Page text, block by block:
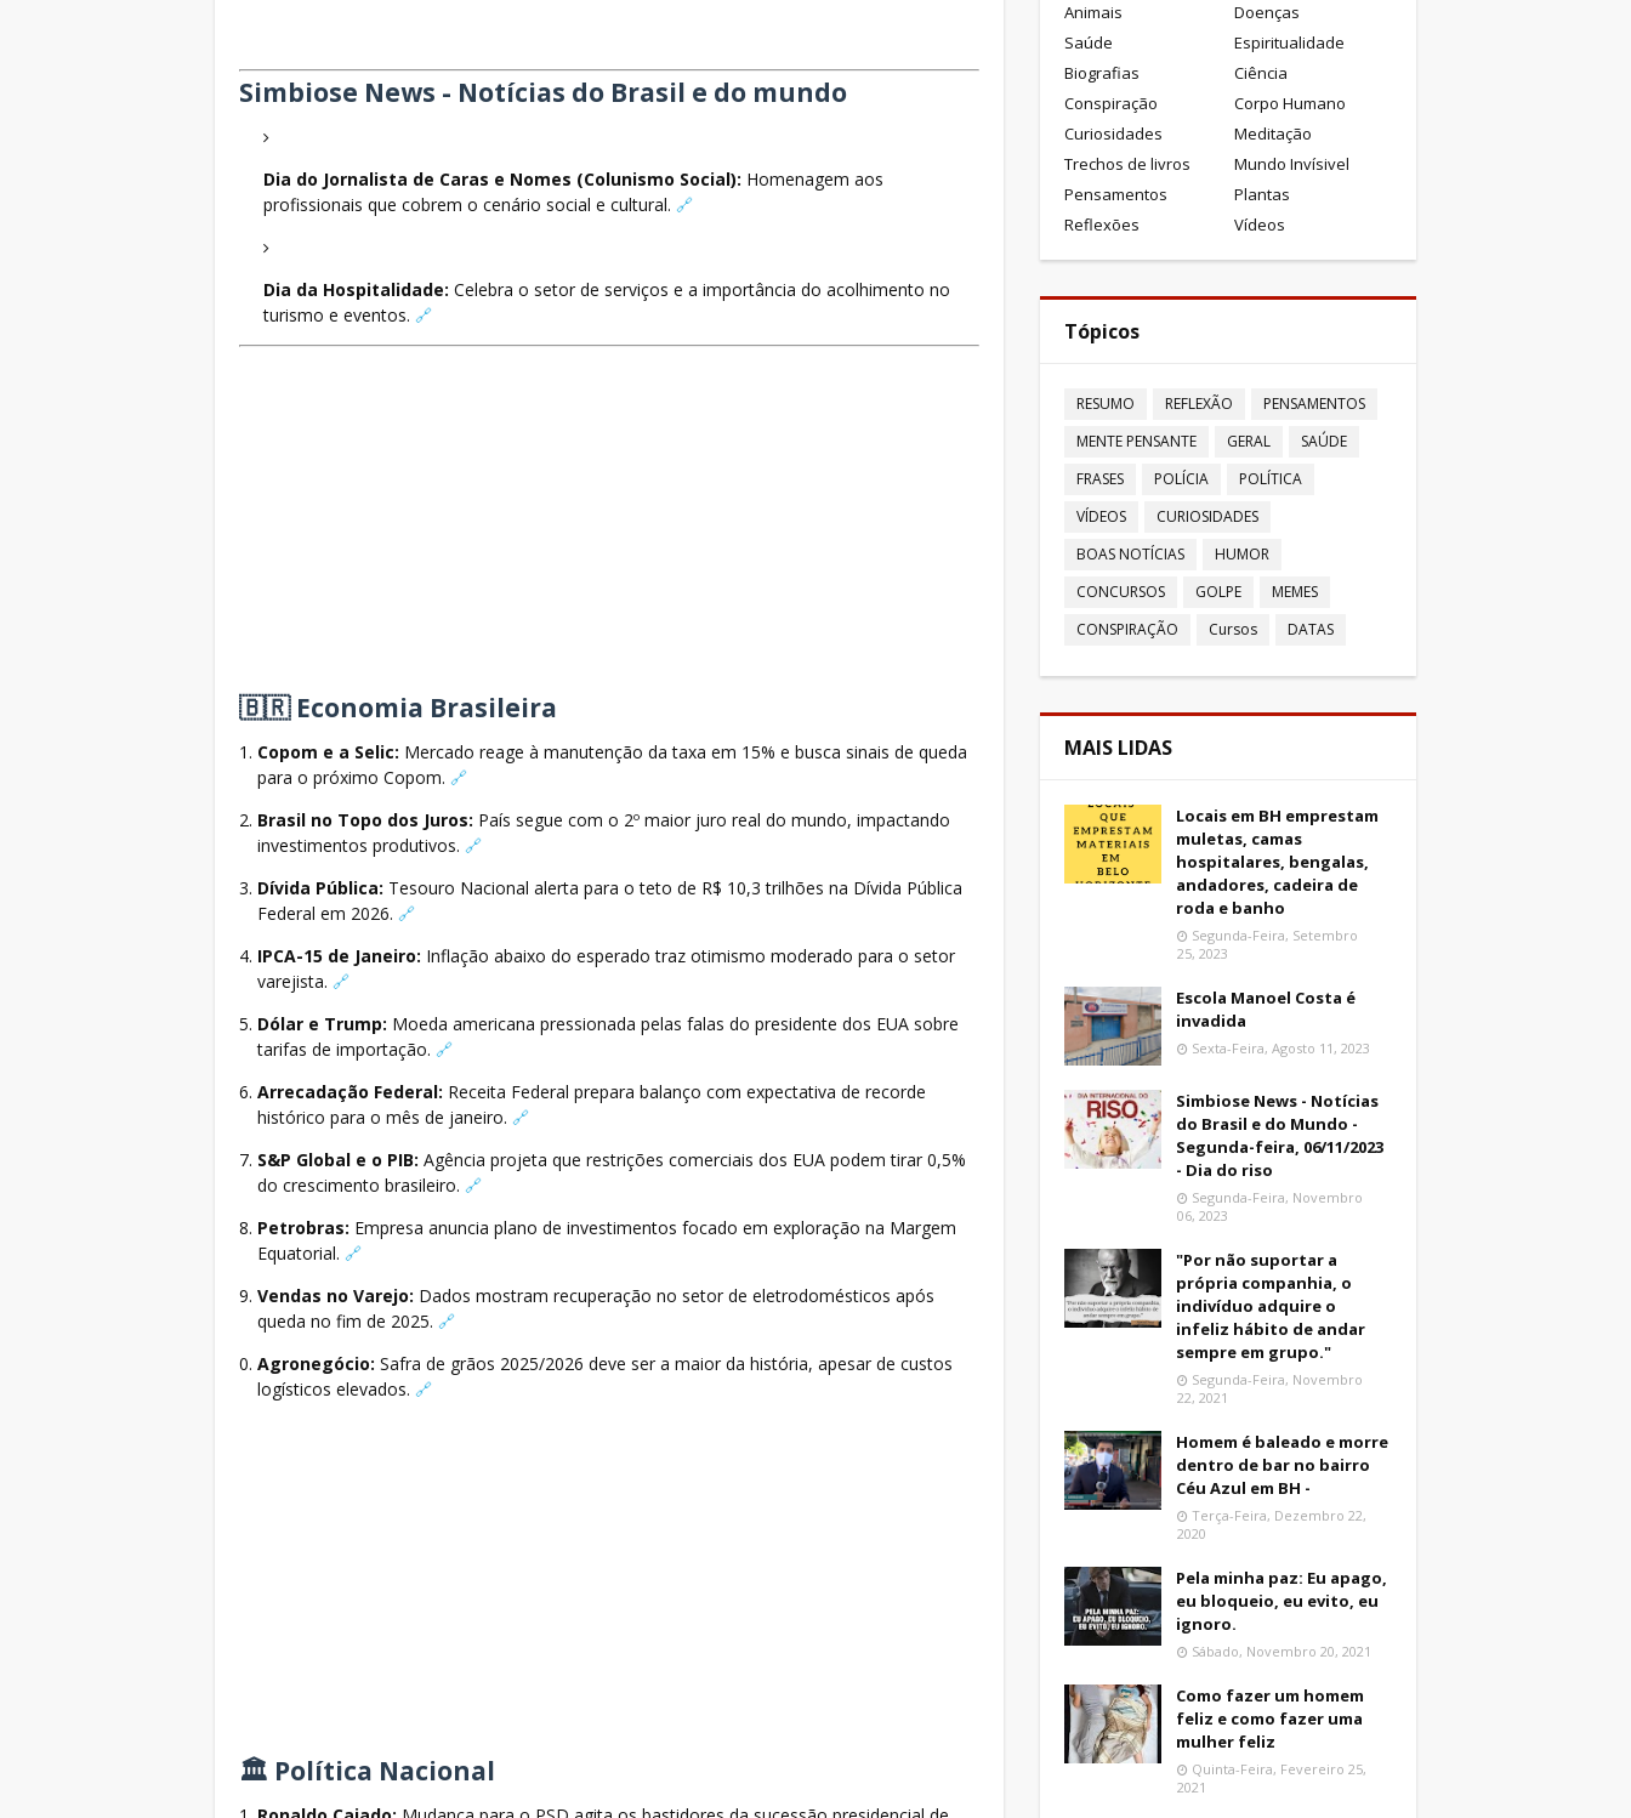
Simbiose News - Notícias do Brasil e do mundo
Dia do Jornalista de Caras e Nomes (Colunismo Social): Homenagem aos
profissionais que cobrem o cenário social e cultural. 🔗
Dia da Hospitalidade: Celebra o setor de serviços e a importância do acolhimento no
turismo e eventos. 🔗
🇧🇷 Economia Brasileira
Copom e a Selic: Mercado reage à manutenção da taxa em 15% e busca sinais de queda
para o próximo Copom. 🔗
Brasil no Topo dos Juros: País segue com o 2º maior juro real do mundo, impactando
investimentos produtivos. 🔗
Dívida Pública: Tesouro Nacional alerta para o teto de R$ 10,3 trilhões na Dívida Pública
Federal em 2026. 🔗
IPCA-15 de Janeiro: Inflação abaixo do esperado traz otimismo moderado para o setor
varejista. 🔗
Dólar e Trump: Moeda americana pressionada pelas falas do presidente dos EUA sobre
tarifas de importação. 🔗
Arrecadação Federal: Receita Federal prepara balanço com expectativa de recorde
histórico para o mês de janeiro. 🔗
S&P Global e o PIB: Agência projeta que restrições comerciais dos EUA podem tirar 0,5%
do crescimento brasileiro. 🔗
Petrobras: Empresa anuncia plano de investimentos focado em exploração na Margem
Equatorial. 🔗
Vendas no Varejo: Dados mostram recuperação no setor de eletrodomésticos após
queda no fim de 2025. 🔗
Agronegócio: Safra de grãos 2025/2026 deve ser a maior da história, apesar de custos
logísticos elevados. 🔗
🏛️ Política Nacional
Animais
Doenças
Saúde
Espiritualidade
Biografias
Ciência
Conspiração
Corpo Humano
Curiosidades
Meditação
Trechos de livros
Mundo Invísivel
Pensamentos
Plantas
Reflexões
Vídeos
Tópicos
RESUMO REFLEXÃO
PENSAMENTOS
MENTE PENSANTE
GERAL
SAÚDE
FRASES
POLÍCIA
POLÍTICA
VÍDEOS
CURIOSIDADES
BOAS NOTÍCIAS
HUMOR
CONCURSOS
GOLPE
MEMES
CONSPIRAÇÃO
Cursos DATAS
MAIS LIDAS
Locais em BH emprestam
muletas, camas
hospitalares, bengalas,
andadores, cadeira de
roda e banho
Segunda-Feira, Setembro
25, 2023
Escola Manoel Costa é
invadida
Sexta-Feira, Agosto 11, 2023
Simbiose News - Notícias
do Brasil e do Mundo -
Segunda-feira, 06/11/2023
- Dia do riso
Segunda-Feira, Novembro
06, 2023
"Por não suportar a
própria companhia, o
indivíduo adquire o
infeliz hábito de andar
sempre em grupo."
Segunda-Feira, Novembro
22, 2021
Homem é baleado e morre
dentro de bar no bairro
Céu Azul em BH -
Terça-Feira, Dezembro 22,
2020
Pela minha paz: Eu apago,
eu bloqueio, eu evito, eu
ignoro.
Sábado, Novembro 20, 2021
Como fazer um homem
feliz e como fazer uma
mulher feliz
Quinta-Feira, Fevereiro 25,
2021